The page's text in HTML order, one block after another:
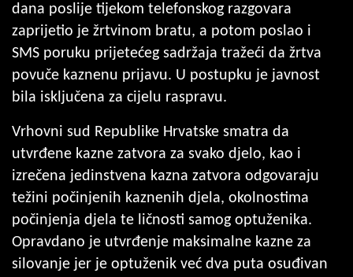
dana poslije tijekom telefonskog razgovara
zaprijetio je žrtvinom bratu, a potom poslao i
SMS poruku prijetećeg sadržaja tražeći da žrtva
povuče kaznenu prijavu. U postupku je javnost
bila isključena za cijelu raspravu.
Vrhovni sud Republike Hrvatske smatra da
utvrđene kazne zatvora za svako djelo, kao i
izrečena jedinstvena kazna zatvora odgovaraju
težini počinjenih kaznenih djela, okolnostima
počinjenja djela te ličnosti samog optuženika.
Opravdano je utvrđenje maksimalne kazne za
silovanje jer je optuženik već dva puta osuđivan